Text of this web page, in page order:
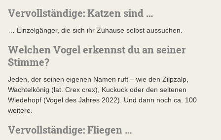
Vervollständige: Katzen sind …
… Einzelgänger, die sich ihr Zuhause selbst aussuchen.
Welchen Vogel erkennst du an seiner
Stimme?
Jeden, der seinen eigenen Namen ruft – wie den Zilpzalp,
Wachtelkönig (lat. Crex crex), Kuckuck oder den seltenen
Wiedehopf (Vogel des Jahres 2022). Und dann noch ca. 100
weitere.
Vervollständige: Fliegen …